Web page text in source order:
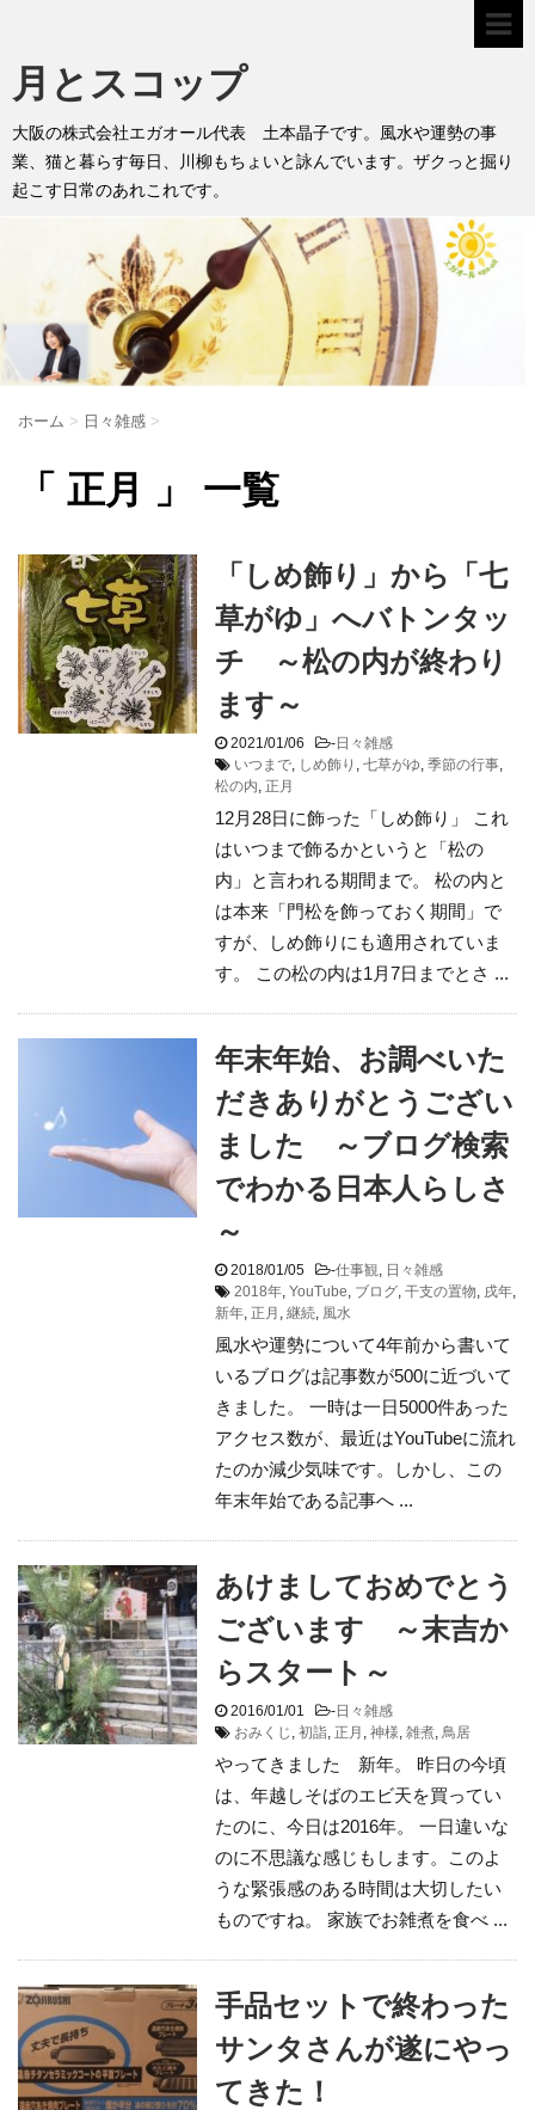
月とスコップ
大阪の株式会社エガオール代表 土本晶子です。風水や運勢の事
業、猫と暮らす毎日、川柳もちょいと詠んでいます。ザクっと掘り
起こす日常のあれこれです。
ホーム > 日々雑感 >
「 正月 」 一覧
「しめ飾り」から「七
草がゆ」へバトンタッ
チ ～松の内が終わり
ます～
2021/01/06 -日々雑感
いつまで, しめ飾り , 七草がゆ, 季節の行事,
松の内, 正月
12月28日に飾った「しめ飾り」 これ
はいつまで飾るかというと「松の
内」と言われる期間まで。 松の内と
は本来「門松を飾っておく期間」で
すが、しめ飾りにも適用されていま
す。 この松の内は1月7日までとさ ...
年末年始、お調べいた
だきありがとうござい
ました ～ブログ検索
でわかる日本人らしさ
～
2018/01/05 -仕事観, 日々雑感
2018年, YouTube, ブログ, 干支の置物, 戌年,
新年, 正月 , 継続, 風水
風水や運勢について4年前から書いて
いるブログは記事数が500に近づいて
きました。 一時は一日5000件あった
アクセス数が、最近はYouTubeに流れ
たのか減少気味です。しかし、この
年末年始である記事へ ...
あけましておめでとう
ございます ～末吉か
らスタート～
2016/01/01 -日々雑感
おみくじ , 初詣, 正月 , 神様, 雑煮, 鳥居
やってきました 新年。 昨日の今頃
は、年越しそばのエビ天を買ってい
たのに、今日は2016年。 一日違いな
のに不思議な感じもします。このよ
うな緊張感のある時間は大切したい
ものですね。 家族でお雑煮を食べ ...
手品セットで終わった
サンタさんが遂にやっ
てきた！